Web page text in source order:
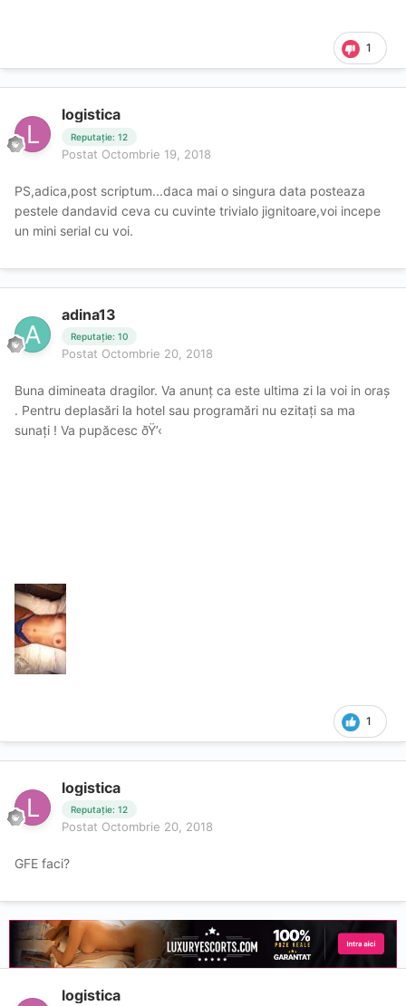
1
logistica
Reputație: 12
Postat Octombrie 19, 2018
PS,adica,post scriptum...daca mai o singura data posteaza
pestele dandavid ceva cu cuvinte trivialo jignitoare,voi incepe
un mini serial cu voi.
adina13
Reputație: 10
Postat Octombrie 20, 2018
Buna dimineata dragilor. Va anunț ca este ultima zi la voi in oraș
. Pentru deplasări la hotel sau programări nu ezitați sa ma
sunați ! Va pupăcesc ðŸ’‹
1
logistica
Reputație: 12
Postat Octombrie 20, 2018
GFE faci?
logistica